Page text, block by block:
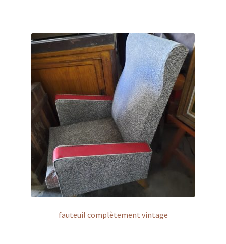
fauteuil complètement vintage